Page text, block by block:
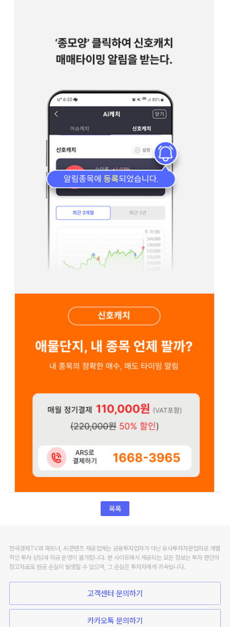
목록
한국경제TV와 파트너, AI콘텐츠 제공업체는 금융투자업자가 아닌 유사투자자문업자로 개별
적인 투자 상담과 자금 운영이 불가합니다. 본 사이트에서 제공되는 모든 정보는 투자 판단의
참고자료로 원금 손실이 발생할 수 있으며, 그 손실은 투자자에게 귀속됩니다.
고객센터 문의하기
카카오톡 문의하기